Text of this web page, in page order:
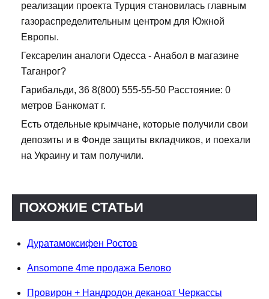
реализации проекта Турция становилась главным
газораспределительным центром для Южной
Европы.
Гексарелин аналоги Одесса - Анабол в магазине
Таганрог?
Гарибальди, 36 8(800) 555-55-50 Расстояние: 0
метров Банкомат г.
Есть отдельные крымчане, которые получили свои
депозиты и в Фонде защиты вкладчиков, и поехали
на Украину и там получили.
ПОХОЖИЕ СТАТЬИ
Дуратамоксифен Ростов
Ansomone 4me продажа Белово
Провирон + Нандродон деканоат Черкассы